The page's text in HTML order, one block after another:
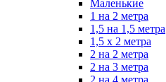
Маленькие
1 на 2 метра
1,5 на 1,5 метра
1,5 х 2 метра
2 на 2 метра
2 на 3 метра
2 на 4 метра